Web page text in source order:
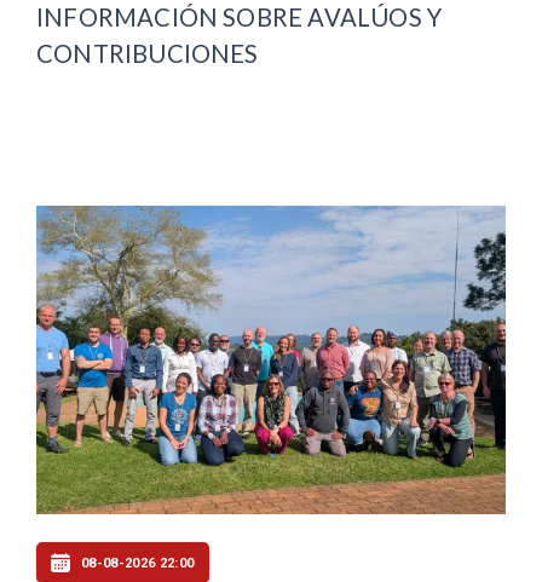
INFORMACIÓN SOBRE AVALÚOS Y
CONTRIBUCIONES
08-08-2026 22:00